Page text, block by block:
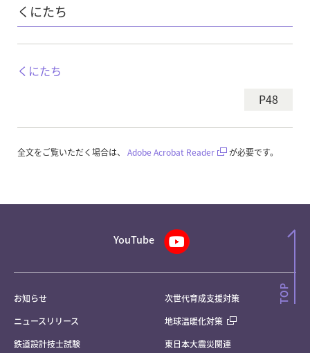
くにたち
くにたち
P48
全文をご覧いただく場合は、 Adobe Acrobat Reader が必要です。
YouTube
お知らせ
ニュースリリース
鉄道設計技士試験
次世代育成支援対策
地球温暖化対策
東日本大震災関連